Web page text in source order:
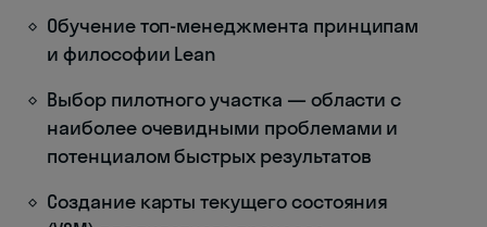
Обучение топ-менеджмента принципам
и философии Lean
Выбор пилотного участка — области с
наиболее очевидными проблемами и
потенциалом быстрых результатов
Создание карты текущего состояния